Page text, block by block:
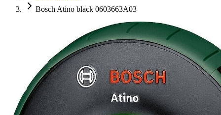
Bosch Atino black 0603663A03